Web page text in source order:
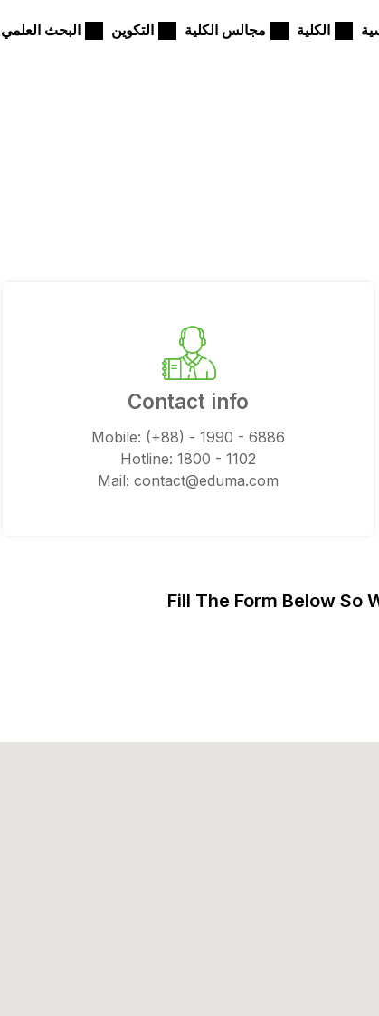
الكلية مجالس الكلية التكوين البحث العلمي
Contact info
Mobile: (+88) - 1990 - 6886
Hotline: 1800 - 1102
Mail: contact@eduma.com
Fill The Form Below So